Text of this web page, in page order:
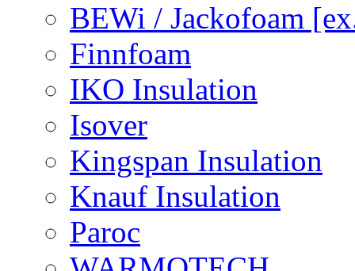
BEWi / Jackofoam
Finnfoam
IKO Insulation
Isover
Kingspan Insulation
Knauf Insulation
Paroc